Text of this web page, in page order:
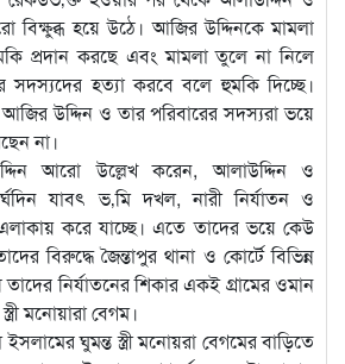
বিক্ষুব্ধ হয়ে উঠে। আজির উদ্দিনকে মামলা
প্রদান করছে এবং মামলা তুলে না নিলে
সদস্যদের হত্যা করবে বলে হুমকি দিচ্ছে।
উদ্দিন ও তার পরিবারের সদস্যরা ভয়ে
না।
আরো উল্লেখ করেন, আলাউদ্দিন ও
যাবৎ ভ‚মি দখল, নারী নির্যাতন ও
এলাকায় করে যাচ্ছে। এতে তাদের ভয়ে কেউ
বিরুদ্ধে জৈন্তাপুর থানা ও কোর্টে বিভিন্ন
নির্যাতনের শিকার একই গ্রামের ওমান
মনোয়ারা বেগম।
ঘুমন্ত স্ত্রী মনোয়রা বেগমের বাড়িতে